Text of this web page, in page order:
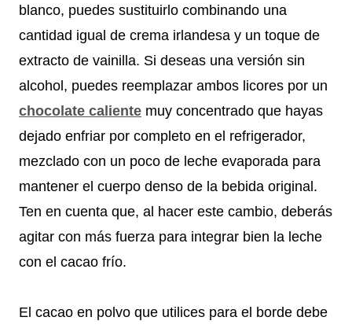
blanco, puedes sustituirlo combinando una
cantidad igual de crema irlandesa y un toque de
extracto de vainilla. Si deseas una versión sin
alcohol, puedes reemplazar ambos licores por un
chocolate caliente muy concentrado que hayas
dejado enfriar por completo en el refrigerador,
mezclado con un poco de leche evaporada para
mantener el cuerpo denso de la bebida original.
Ten en cuenta que, al hacer este cambio, deberás
agitar con más fuerza para integrar bien la leche
con el cacao frío.
El cacao en polvo que utilices para el borde debe